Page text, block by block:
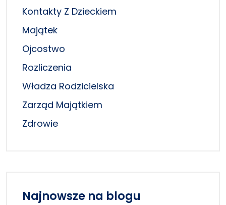
Kontakty Z Dzieckiem
Majątek
Ojcostwo
Rozliczenia
Władza Rodzicielska
Zarząd Majątkiem
Zdrowie
Najnowsze na blogu